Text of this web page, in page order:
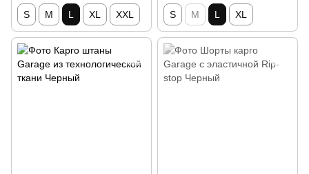
S M L XL XXL S M L XL